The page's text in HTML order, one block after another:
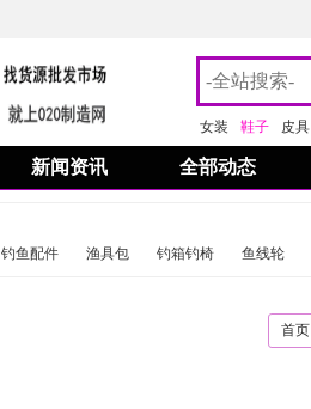
女装 鞋子 皮具
新闻资讯 全部动态
钓鱼配件 渔具包 钓箱钓椅 鱼线轮
首页